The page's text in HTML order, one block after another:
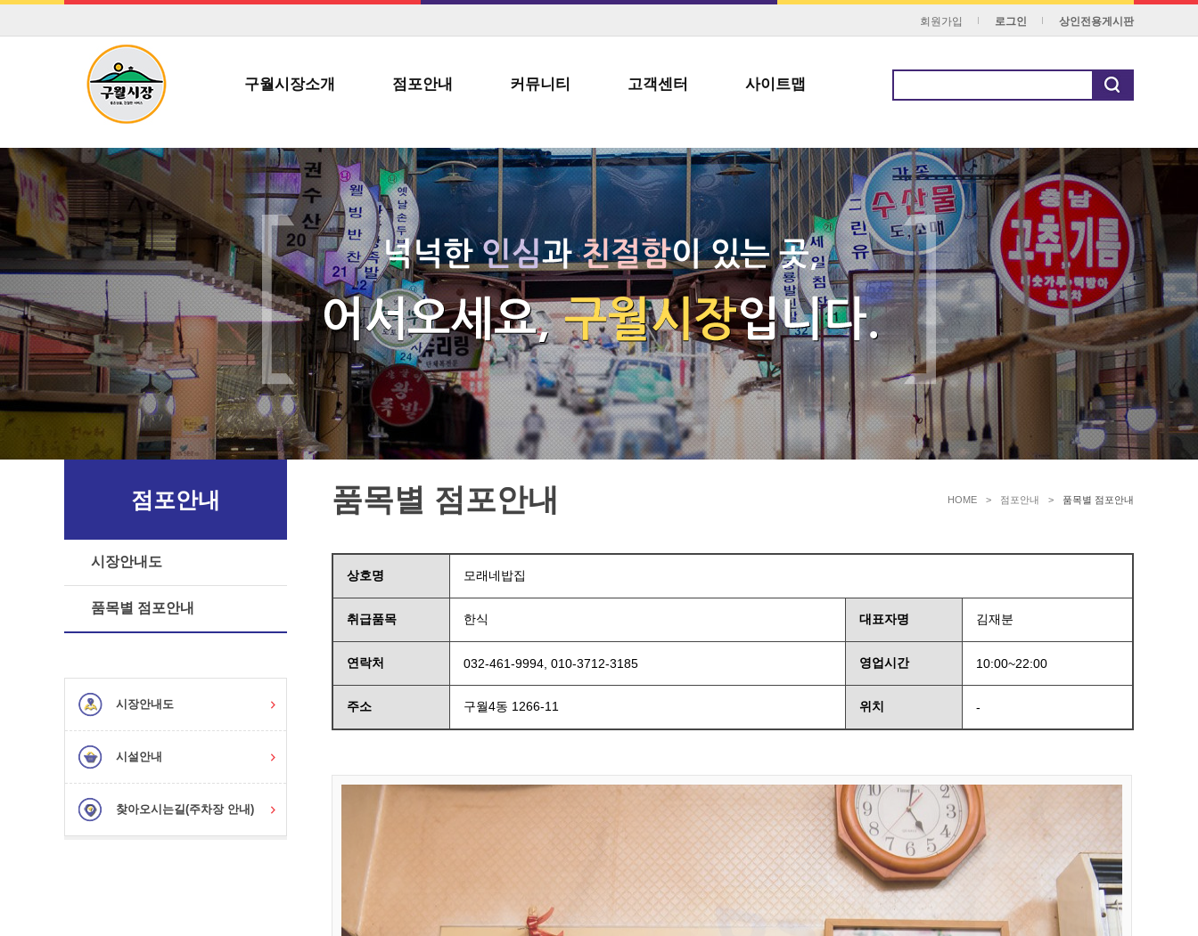
회원가입 로그인 상인전용게시판
구월시장소개 점포안내 커뮤니티 고객센터 사이트맵
점포안내
시장안내도
품목별 점포안내
시장안내도
시설안내
찾아오시는길(주차장 안내)
품목별 점포안내 HOME 점포안내 품목별 점포안내
상호명 모래네밥집
취급품목 한식 대표자명 김재분
연락처 032-461-9994, 010-3712-3185 영업시간 10:00~22:00
주소 구월4동 1266-11 위치 -